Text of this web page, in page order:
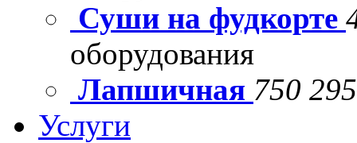
Суши на фудкорте
оборудования
Лапшичная 750
Услуги